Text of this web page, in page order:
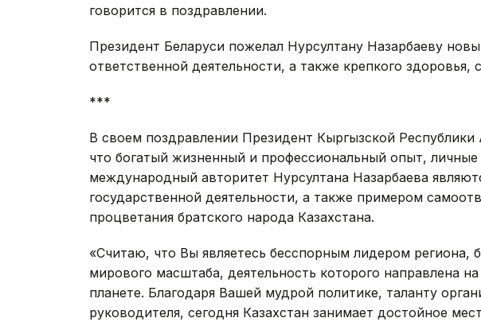
говорится в поздравлении.
Президент Беларуси пожелал Нурсултану Назарбаеву
ответственной деятельности, а также крепкого здоровья,
***
В своем поздравлении Президент Кыргызской
что богатый жизненный и профессиональный опыт, личные
международный авторитет Нурсултана Назарбаева
государственной деятельности, а также примером
процветания братского народа Казахстана.
«Считаю, что Вы являетесь бесспорным лидером региона,
мирового масштаба, деятельность которого направлена
планете. Благодаря Вашей мудрой политике, таланту
руководителя, сегодня Казахстан занимает достойное